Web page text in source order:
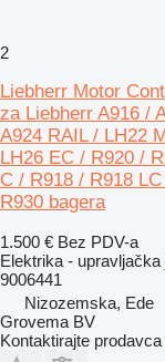
2
Liebherr Motor
za Liebherr A916 /
A924 RAIL / LH22
LH26 EC / R920 /
C / R918 / R918
R930 bagera
1.500 € Bez PDV-a
Elektrika - upravljačka
9006441
Nizozemska, Ede
Grovema BV
Kontaktirajte prodavca